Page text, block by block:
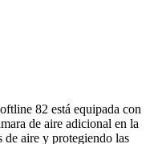
82 está equipada con
de aire adicional en la
de aire y protegiendo las